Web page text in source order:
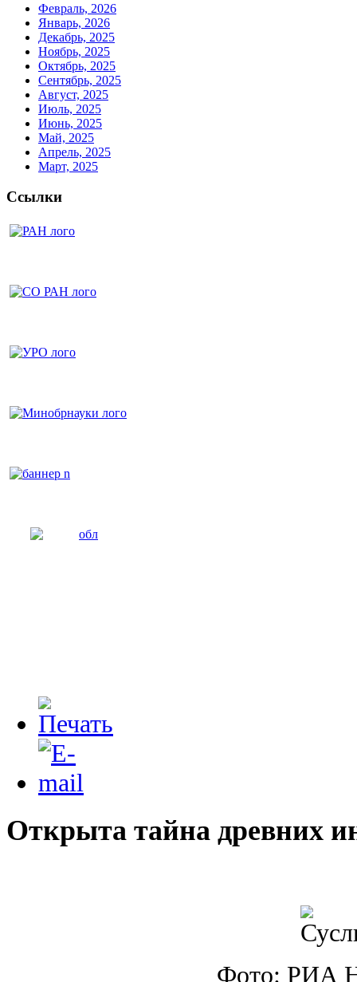
Февраль, 2026
Январь, 2026
Декабрь, 2025
Ноябрь, 2025
Октябрь, 2025
Сентябрь, 2025
Август, 2025
Июль, 2025
Июнь, 2025
Май, 2025
Апрель, 2025
Март, 2025
Ссылки
Открыта тайна древних
Фото: РИА